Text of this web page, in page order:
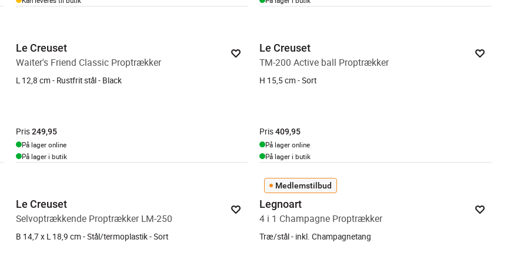
Le Creuset
Waiter's Friend Classic Proptrækker
L 12,8 cm - Rustfrit stål - Black
Pris 249,95
På lager online
På lager i butik
Le Creuset
TM-200 Active ball Proptrækker
H 15,5 cm - Sort
Pris 409,95
På lager online
På lager i butik
Le Creuset
Selvoptrækkende Proptrækker LM-250
B 14,7 x L 18,9 cm - Stål/termoplastik - Sort
Medlemstilbud
Legnoart
4 i 1 Champagne Proptrækker
Træ/stål - inkl. Champagnetang